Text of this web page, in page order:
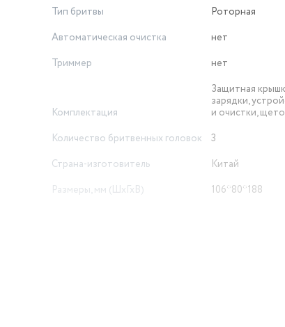
Тип бритвы
Роторная
Автоматическая очистка
нет
Триммер
нет
Комплектация
Защитная
зарядки,
и очистки,
Количество бритвенных головок
3
Страна-изготовитель
Китай
Размеры, мм (ШхГхВ)
106*80*188